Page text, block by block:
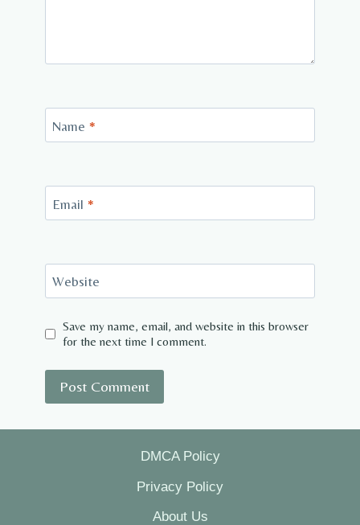
Name *
Email *
Website
Save my name, email, and website in this browser
for the next time I comment.
DMCA Policy
Privacy Policy
About Us